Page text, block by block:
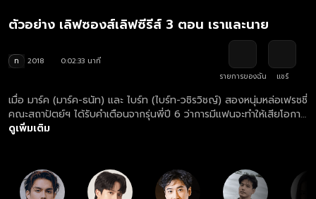
ตัวอย่าง เลิฟซองส์เลิฟซีรีส์ 3 ตอน เราและนาย
ท 2018
0:02:33 นาที
รายการของฉัน
แชร์
เมื่อ มาร์ค (มาร์ค-ธนัท) และ ไบร์ท (ไบร์ท-วชิรวิชญ์) สองหนุ่มหล่อเฟรชชี่
คณะสถาปัตย์ฯ ได้รับคำเตือนจากรุ่นพี่ปี 6 ว่าการมีแฟนจะทำให้เสียโอกาส
ในชีวิต ทั้งคู่จึงลงพนันกันด้วยกฎเหล็กว่า "ห้ามมีแฟนเด็ดขาด ใครมีก่อน
ท่ามกลางความวุ่นวายของสองสาวสายรุกอย่าง นาเดีย และ ปลา ที่จ้อง
จะงาบพวกเขารวมถึงรุ่นพี่จืดอย่าง บอล ที่แอบชอบสาวเรียบร้อยอย่าง
ดูเพิ่มเติม